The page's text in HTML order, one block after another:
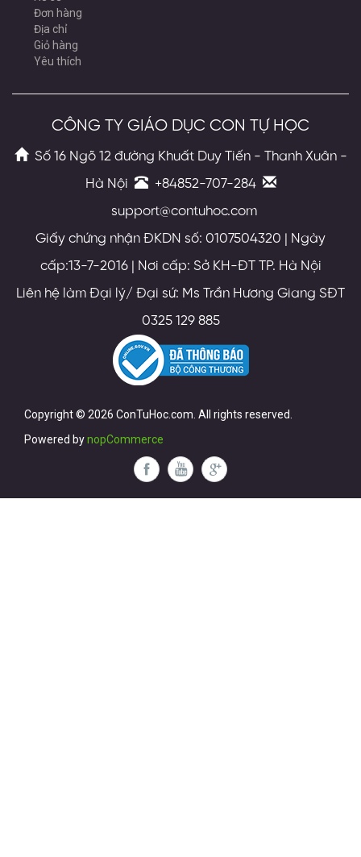
Đơn hàng
Địa chỉ
Giỏ hàng
Yêu thích
CÔNG TY GIÁO DỤC CON TỰ HỌC
Số 16 Ngõ 12 đường Khuất Duy Tiến - Thanh Xuân -
Hà Nội
+84852-707-284
support@contuhoc.com
Giấy chứng nhận ĐKDN số: 0107504320 | Ngày
cấp:13-7-2016 | Nơi cấp: Sở KH-ĐT TP. Hà Nội
Liên hệ làm Đại lý/ Đại sứ: Ms Trần Hương Giang SĐT
0325 129 885
Copyright © 2026 ConTuHoc.com. All rights reserved.
Powered bynopCommerce